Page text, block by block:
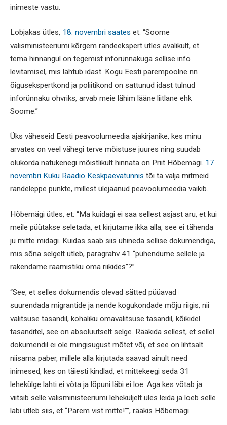
inimeste vastu.
Lobjakas ütles, 18. novembri saates et: “Soome
välisministeeriumi kõrgem rändeekspert ütles avalikult, et
tema hinnangul on tegemist inforünnakuga sellise info
levitamisel, mis lähtub idast. Kogu Eesti parempoolne nn
õigusekspertkond ja poliitikond on sattunud idast tulnud
inforünnaku ohvriks, arvab meie lähim lääne liitlane ehk
Soome.”
Üks väheseid Eesti peavoolumeedia ajakirjanike, kes minu
arvates on veel vähegi terve mõistuse juures ning suudab
olukorda natukenegi mõistlikult hinnata on Priit Hõbemägi. 17.
novembri Kuku Raadio Keskpäevatunnis tõi ta välja mitmeid
rändeleppe punkte, millest ülejäänud peavoolumeedia vaikib.
Hõbemägi ütles, et: “Ma kuidagi ei saa sellest asjast aru, et kui
meile püütakse seletada, et kirjutame ikka alla, see ei tähenda
ju mitte midagi. Kuidas saab siis ühineda sellise dokumendiga,
mis sõna selgelt ütleb, paragrahv 41 “pühendume sellele ja
rakendame raamistiku oma riikides”?”
“See, et selles dokumendis olevad sätted püüavad
suurendada migrantide ja nende kogukondade mõju riigis, nii
valitsuse tasandil, kohaliku omavalitsuse tasandil, kõikidel
tasanditel, see on absoluutselt selge. Rääkida sellest, et sellel
dokumendil ei ole mingisugust mõtet või, et see on lihtsalt
niisama paber, millele alla kirjutada saavad ainult need
inimesed, kes on täiesti kindlad, et mittekeegi seda 31
lehekülge lahti ei võta ja lõpuni läbi ei loe. Aga kes võtab ja
viitsib selle välisministeeriumi leheküljelt üles leida ja loeb selle
läbi ütleb siis, et “Parem vist mitte!””, rääkis Hõbemägi.